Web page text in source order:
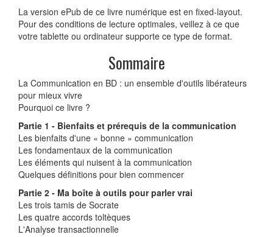
La version ePub de ce livre numérique est en fixed-layout.
Pour des conditions de lecture optimales, veillez à ce que
votre tablette ou ordinateur supporte ce type de format.
Sommaire
La Communication en BD : un ensemble d'outils libérateurs
pour mieux vivre
Pourquoi ce livre ?
Partie 1 - Bienfaits et prérequis de la communication
Les bienfaits d'une « bonne » communication
Les fondamentaux de la communication
Les éléments qui nuisent à la communication
Quelques définitions pour bien commencer
Partie 2 - Ma boîte à outils pour parler vrai
Les trois tamis de Socrate
Les quatre accords toltèques
L'Analyse transactionnelle